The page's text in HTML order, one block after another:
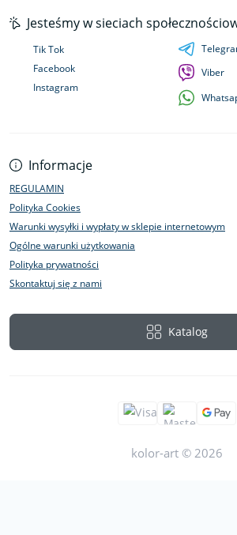
Informacje
REGULAMIN
Polityka Cookies
Warunki wysyłki i wypłaty w sklepie internetowym
Ogólne warunki użytkowania
Polityka prywatności
Skontaktuj się z nami
Katalog
Jesteśmy w sieciach
Tik Tok
Facebook
Instagram
Viber
kolor-art © 2026